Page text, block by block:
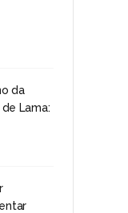
da
Lama: